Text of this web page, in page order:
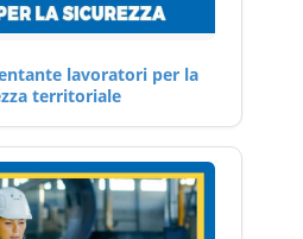
lavoratori per la
territoriale